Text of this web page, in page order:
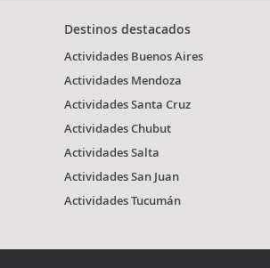
Destinos destacados
Actividades Buenos Aires
Actividades Mendoza
Actividades Santa Cruz
Actividades Chubut
Actividades Salta
Actividades San Juan
Actividades Tucumán